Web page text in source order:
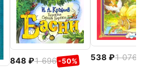
848 1 696 -50% 538 1 076